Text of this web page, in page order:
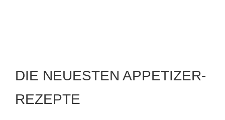
DIE NEUESTEN APPETIZER-
REZEPTE
Gegrillte Erbsen mit Roquefort-